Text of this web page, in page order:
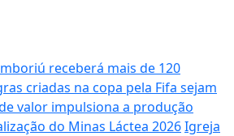
receberá mais de 120
criadas na copa pela Fifa sejam
valor impulsiona a produção
do Minas Láctea 2026Igreja